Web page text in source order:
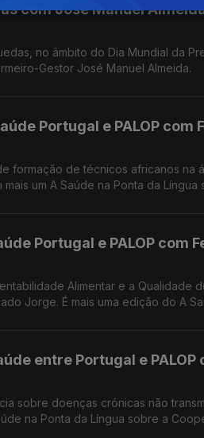
com José Manuel
no âmbito do Dia Mundial da
Gestor José Manuel Almeida.
Portugal e PALOP com
formação de técnicos africanos na
um A Saúde na Ponta da Língua
Portugal e PALOP com
Alimentar e a Qualidade
Jorge. É mais uma edição do A
entre Portugal e
sobre doenças crónicas não
na Ponta da Língua sobre a